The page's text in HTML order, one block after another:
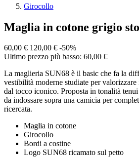
Girocollo
Maglia in cotone grigio
60,00 € 120,00 € -50%
Ultimo prezzo più basso: 60,00 €
La maglieria SUN68 è il basic che fa la
vestibilità moderne studiate per
dal tocco iconico. Proposta in tonalità
da indossare sopra una camicia per
ricercata.
Maglia in cotone
Girocollo
Bordi a costine
Logo SUN68 ricamato sul petto